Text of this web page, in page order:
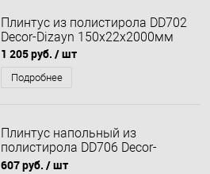
Плинтус из полистирола DD702
Decor-Dizayn 150x22x2000мм
1 205 руб. / шт
Подробнее
Плинтус напольный из
полистирола DD706 Decor-
Dizayn
607 руб. / шт